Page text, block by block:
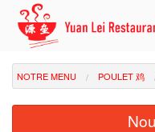
NOTRE MENU POULET 鸡